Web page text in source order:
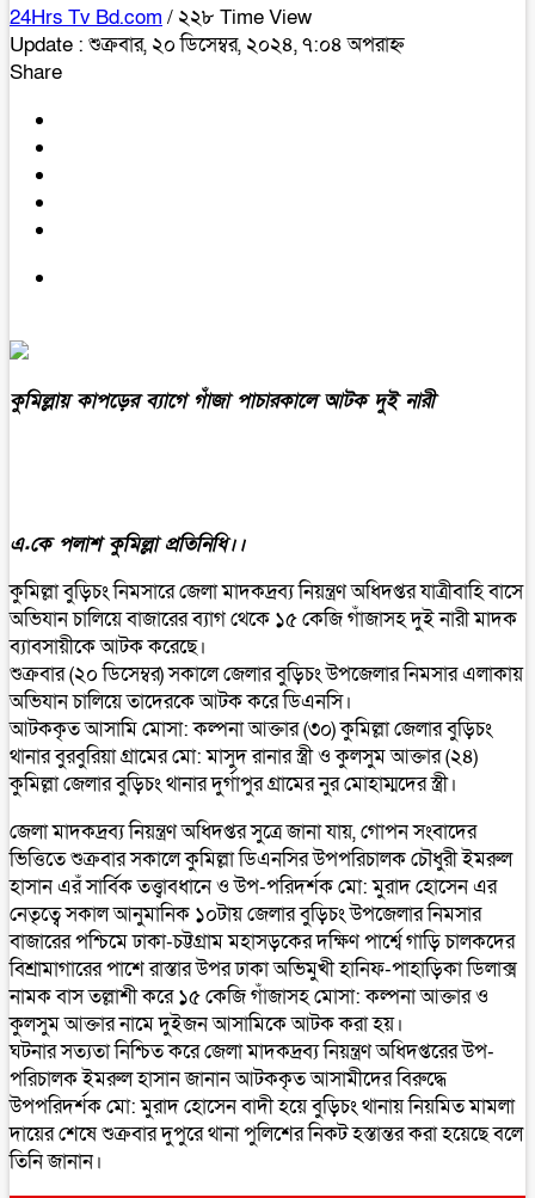
24Hrs Tv Bd.com / ২২৮ Time View
Update : শুক্রবার, ২০ ডিসেম্বর, ২০২৪, ৭:০৪ অপরাহ্ন
Share
কুমিল্লায় কাপড়ের ব‍্যাগে গাঁজা পাচারকালে আটক দুই নারী
এ.কে পলাশ কুমিল্লা প্রতিনিধি।।
কুমিল্লা বুড়িচং নিমসারে জেলা মাদকদ্রব্য নিয়ন্ত্রণ অধিদপ্তর যাত্রীবাহি বাসে
অভিযান চালিয়ে বাজারের ব‍্যাগ থেকে ১৫ কেজি গাঁজাসহ দুই নারী মাদক
ব‍্যাবসায়ীকে আটক করেছে।
শুক্রবার (২০ ডিসেম্বর) সকালে জেলার বুড়িচং উপজেলার নিমসার এলাকায়
অভিযান চালিয়ে তাদেরকে আটক করে ডিএনসি।
আটককৃত আসামি মোসা: কল্পনা আক্তার (৩০) কুমিল্লা জেলার বুড়িচং
থানার বুরবুরিয়া গ্রামের মো: মাসুদ রানার স্ত্রী ও কুলসুম আক্তার (২৪)
কুমিল্লা জেলার বুড়িচং থানার দুর্গাপুর গ্রামের নুর মোহাম্মদের স্ত্রী।
জেলা মাদকদ্রব্য নিয়ন্ত্রণ অধিদপ্তর সুত্রে জানা যায়, গোপন সংবাদের
ভিত্তিতে শুক্রবার সকালে কুমিল্লা ডিএনসির উপপরিচালক চৌধুরী ইমরুল
হাসান এরঁ সার্বিক তত্ত্বাবধানে ও উপ-পরিদর্শক মো: মুরাদ হোসেন এর
নেতৃত্বে সকাল আনুমানিক ১০টায় জেলার বুড়িচং উপজেলার নিমসার
বাজারের পশ্চিমে ঢাকা-চট্টগ্রাম মহাসড়কের দক্ষিণ পার্শ্বে গাড়ি চালকদের
বিশ্রামাগারের পাশে রাস্তার উপর ঢাকা অভিমুখী হানিফ-পাহাড়িকা ডিলাক্স
নামক বাস তল্লাশী করে ১৫ কেজি গাঁজাসহ মোসা: কল্পনা আক্তার ও
কুলসুম আক্তার নামে দুইজন আসামিকে আটক করা হয়।
ঘটনার সত‍্যতা নিশ্চিত করে জেলা মাদকদ্রব্য নিয়ন্ত্রণ অধিদপ্তরের উপ-
পরিচালক ইমরুল হাসান জানান আটককৃত আসামীদের বিরুদ্ধে
উপপরিদর্শক মো: মুরাদ হোসেন বাদী হয়ে বুড়িচং থানায় নিয়মিত মামলা
দায়ের শেষে শুক্রবার দুপুরে থানা পুলিশের নিকট হস্তান্তর করা হয়েছে বলে
তিনি জানান।